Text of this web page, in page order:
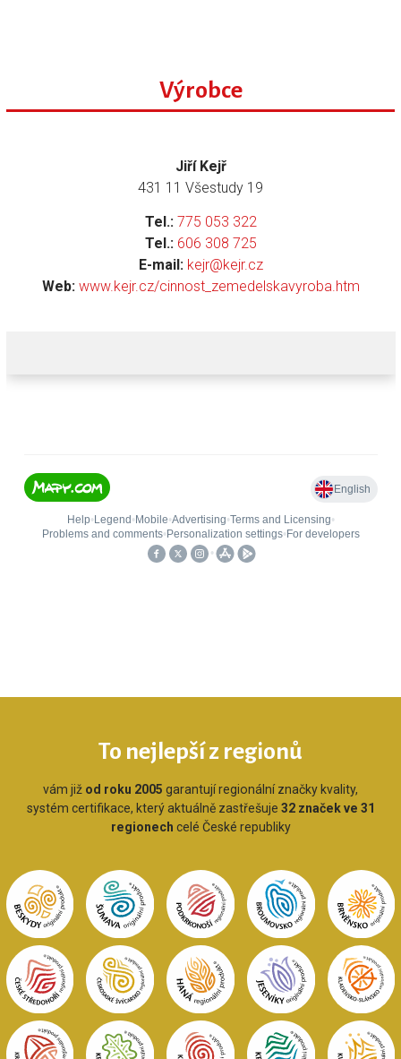
Výrobce
Jiří Kejř
431 11 Všestudy 19
Tel.: 775 053 322
Tel.: 606 308 725
E-mail: kejr@kejr.cz
Web: www.kejr.cz/cinnost_zemedelskavyroba.htm
To nejlepší z regionů
vám již od roku 2005 garantují regionální značky kvality,
systém certifikace, který aktuálně zastřešuje 32 značek ve 31
regionech celé České republiky